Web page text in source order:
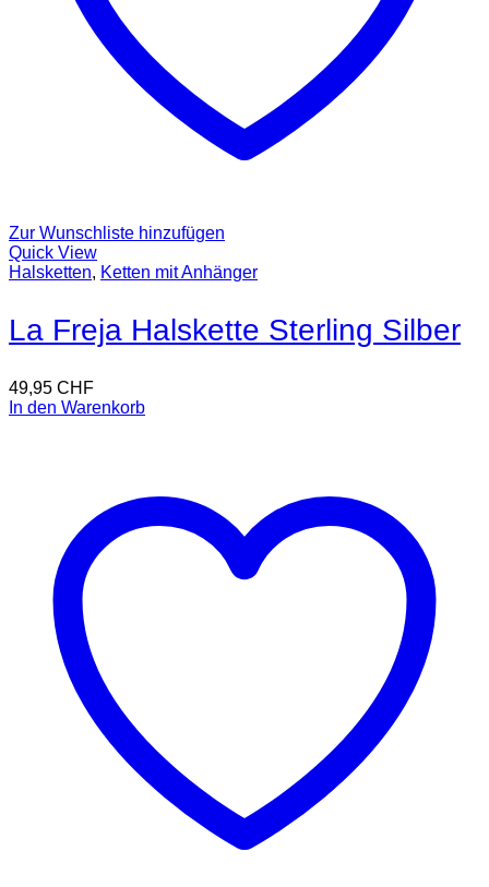
Zur Wunschliste hinzufügen
Quick View
Halsketten, Ketten mit Anhänger
La Freja Halskette Sterling Silber
49,95 CHF
In den Warenkorb